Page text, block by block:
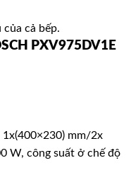
của cả bếp.
PXV975DV1E
mm/2x
W, công suất ở chế độ